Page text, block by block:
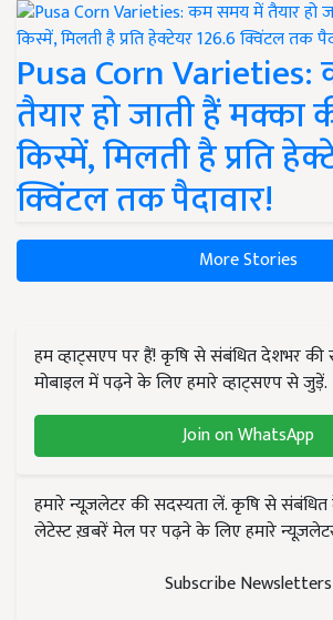
Pusa Corn
तैयार हो जाती हैं मक्का
किस्में, मिलती है प्रति
क्विंटल तक पैदावार!
More Stories
हम व्हाट्सएप पर हैं! कृषि से संबंधित देशभर
मोबाइल में पढ़ने के लिए हमारे व्हाट्सएप से जुड़ें.
Join on WhatsApp
हमारे न्यूज़लेटर की सदस्यता लें. कृषि से
लेटेस्ट ख़बरें मेल पर पढ़ने के लिए हमारे
Subscribe Newsletters